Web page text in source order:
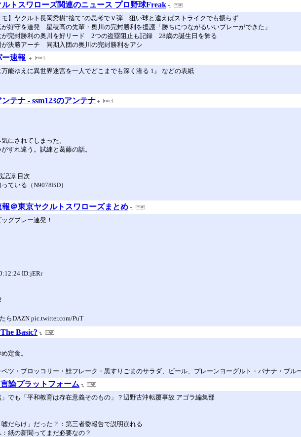
トスワローズ関連のニュース プロ野球Freak
モ】ヤクルト長岡秀樹“捨て”の思考でＶ弾 狙い球と違えばストライクでも振らず
が好守を連発 星稜高の先輩・奥川の完封勝利を援護「勝ちにつながるいいプレーができた」
が完封勝利の奥川を好リード 2つの盗塁阻止も記録 28歳の誕生日を飾る
が決勝アーチ 同期入団の奥川の完封勝利をアシ
ー速報
能ゆえに異世界迷宮を一人でどこまでも深く潜る 1』 などの表紙
テナ - ssm123のアンテナ
にされてしまった。
すれ違う。試練と葛藤の話。
記譚 目次
ている（N9078BD）
報＠東京ヤクルトスワローズまとめ
グプレー連発！
ID:jERr
らDAZN pic.twitter.com/PuT
Basic?
定食。
ツ・ブロッコリー・鮭フレーク・黒すりごまのサラダ、ビール、プレーンヨーグルト・バナナ・ブル
論プラットフォーム
でも「平和教育は存在意義そのもの」？辺野古沖転覆事故 アゴラ編集部
だらけ」だった？：第三者委報告で説明崩れる
紙の新聞ってまだ必要なの？